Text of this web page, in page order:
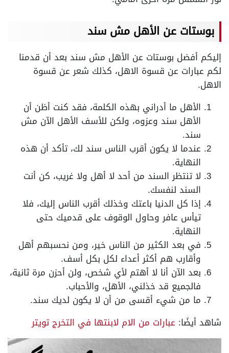
بوستات عن الأهل مش سند
إليكم أفضل بوستات عن الأهل مش سند بعد أن قدمنا
لكم عبارات عن قسوة الاهل، كذلك شعر عن قسوة
الاهل.
الأهل ما أدراني بهذه الكلمة، فقد كنت أظن أن
الأهل سند وعزوه، ولكن للأسف الأهل الآن مش
سند.
عندما لا يكون أقرب الناس سند لك، تأكد أن هذه
النهاية.
لا تنتظر السند من أحد لا أهل ولا غريب، كن أنت
السند لنفسك.
إذا كل الدنيا باعتك وخذلك أقرب الناس إليك، فلا
تيأس عافر وحاول الوقوف على قدميك حتى
النهاية.
في بعد الكثير من الناس خير، ومن نحسبهم أهل
وأقارب هم أكثر أعداء لكل بكل أسف.
بعد الآن أنا لا أهتم لأي شخص، ولن أحزن مرة ثانية،
فالجميع قد خذلني، الأهل، والأحباب.
ما من شيء أقسى من أن لا يكون لديك سند.
شاهد أيضًا: عبارات من الام لابنتها في التخرج تويتر